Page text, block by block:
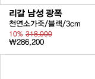
리갈 남성 광폭
천연소가죽/블랙/3cm
10% 318,000
₩286,200